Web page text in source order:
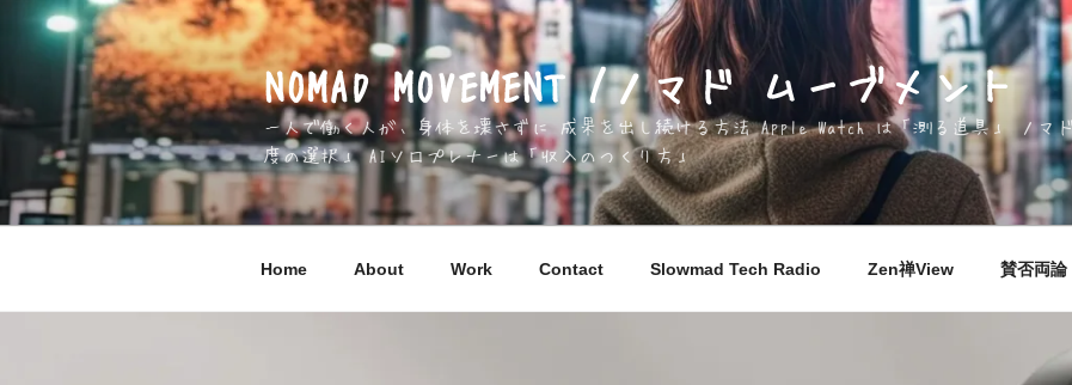
キ
NOMAD MOVEMENT /ノマド ムーブメント
一人で働く人が、身体を壊さずに 成果を出し続ける方法 Apple Watch は「測る道具」 ノマ
度の選択」 AIソロプレナーは「収入のつくり方」
Home About Work Contact Slowmad Tech Radio Zen禅View 賛否両